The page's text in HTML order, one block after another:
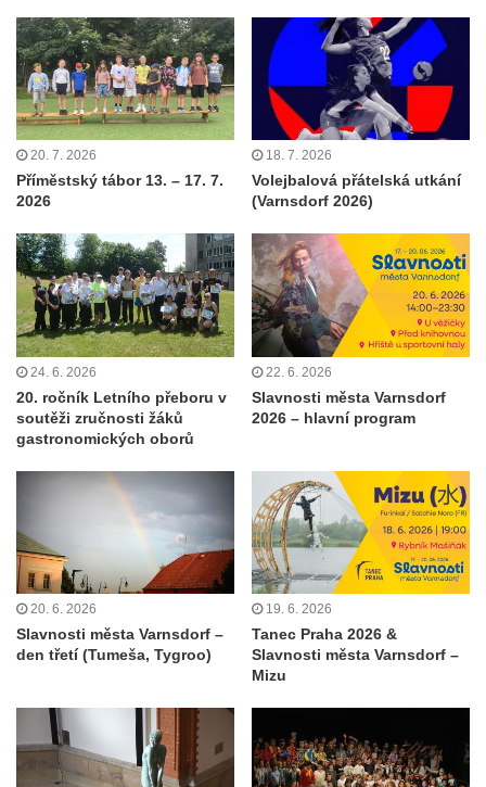
20. 7. 2026
Příměstský tábor 13. – 17. 7.
2026
18. 7. 2026
Volejbalová přátelská utkání
(Varnsdorf 2026)
24. 6. 2026
20. ročník Letního přeboru v
soutěži zručnosti žáků
gastronomických oborů
22. 6. 2026
Slavnosti města Varnsdorf
2026 – hlavní program
20. 6. 2026
Slavnosti města Varnsdorf –
den třetí (Tumeša, Tygroo)
19. 6. 2026
Tanec Praha 2026 &
Slavnosti města Varnsdorf –
Mizu